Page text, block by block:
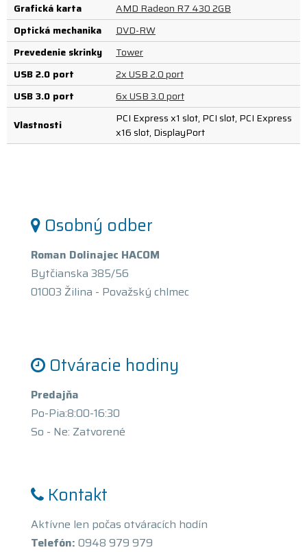
Grafická karta
AMD Radeon R7 430 2GB
Optická mechanika
DVD-RW
Prevedenie skrinky
Tower
USB 2.0 port
2x USB 2.0 port
USB 3.0 port
6x USB 3.0 port
Vlastnosti
PCI Express x1 slot, PCI slot, PCI Express
x16 slot, DisplayPort
Osobný odber
Roman Dolinajec HACOM
Bytčianska 385/56
01003 Žilina - Považský chlmec
Otváracie hodiny
Predajňa
Po-Pia:8:00-16:30
So - Ne: Zatvorené
Kontakt
Aktívne len počas otváracích hodín
Telefón: 0948 979 979